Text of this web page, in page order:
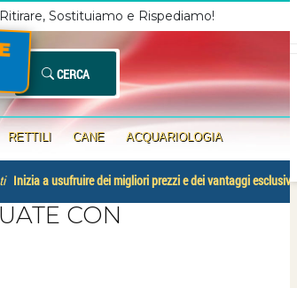
Sostituiamo e Rispediamo!
CERCA
RETTILI CANE ACQUARIOLOGIA
Inizia a usufruire dei migliori prezzi e dei vantaggi esclusivi.
CON